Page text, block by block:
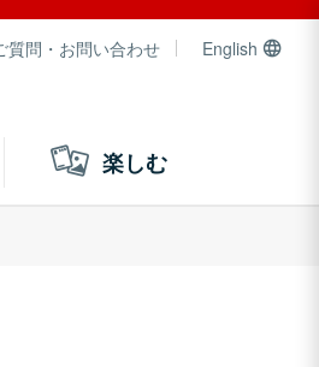
質問・お問い合わせ English
楽しむ